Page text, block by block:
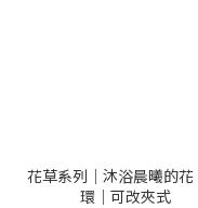
花草系列｜沐浴晨曦的花
環｜可改夾式